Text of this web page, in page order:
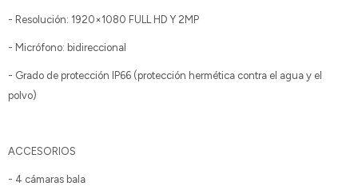
- Resolución: 1920×1080 FULL HD Y 2MP
- Micrófono: bidireccional
- Grado de protección IP66 (protección hermética contra el agua y el
polvo)
ACCESORIOS
- 4 cámaras bala